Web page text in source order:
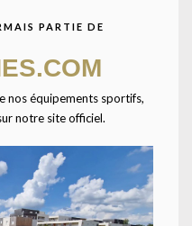
PARTIE DE
nos équipements sportifs,
notre site officiel.
Bleu, Vert*). Dimensions :